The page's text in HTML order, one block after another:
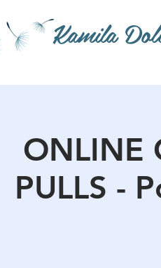
Kamila
ONLINE
PULLS -